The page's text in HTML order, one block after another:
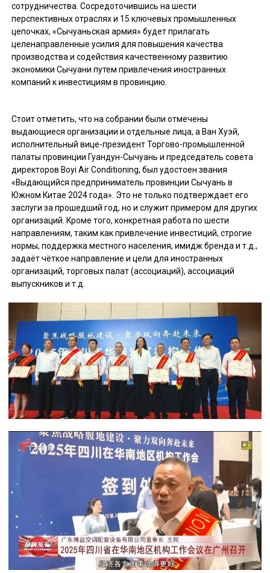
сотрудничества. Сосредоточившись на шести
перспективных отраслях и 15 ключевых промышленных
цепочках, «Сычуаньская армия» будет прилагать
целенаправленные усилия для повышения качества
производства и содействия качественному развитию
экономики Сычуани путем привлечения иностранных
компаний к инвестициям в провинцию.
Стоит отметить, что на собрании были отмечены
выдающиеся организации и отдельные лица, а Ван Хуэй,
исполнительный вице-президент Торгово-промышленной
палаты провинции Гуандун-Сычуань и председатель совета
директоров Boyi Air Conditioning, был удостоен звания
«Выдающийся предприниматель провинции Сычуань в
Южном Китае 2024 года». Это не только подтверждает его
заслуги за прошедший год, но и служит примером для других
организаций. Кроме того, конкретная работа по шести
направлениям, таким как привлечение инвестиций, строгие
нормы, поддержка местного населения, имидж бренда и т.д.,
задаёт чёткое направление и цели для иностранных
организаций, торговых палат (ассоциаций), ассоциаций
выпускников и т.д.